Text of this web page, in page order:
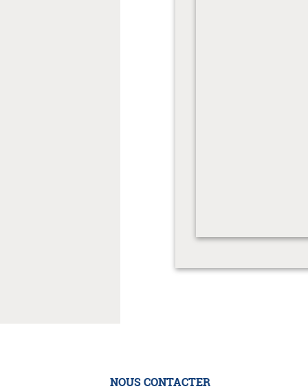
NOUS CONTACTER